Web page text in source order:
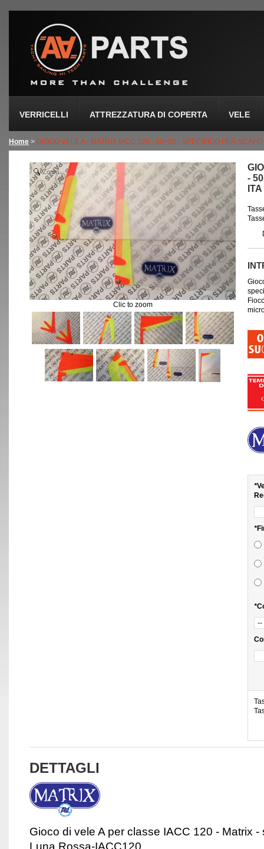
VERRICELLI ATTREZZATURA DI COPERTA VELE
Home > GIOCO VELE A - MATRIX IACC 120 - 50+50 - SPECIFICO PER
-
*
*
*
Zoom
Clic to zoom
DETTAGLI
Gioco di vele A per classe IACC 120 - Matrix
Luna Rossa-IACC120.